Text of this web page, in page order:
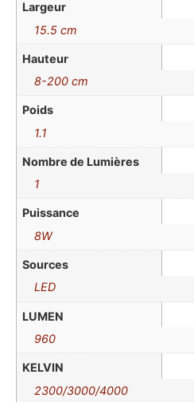
Largeur
15.5 cm
Hauteur
8-200 cm
Poids
1.1
Nombre de Lumières
1
Puissance
8W
Sources
LED
LUMEN
960
KELVIN
2300/3000/4000